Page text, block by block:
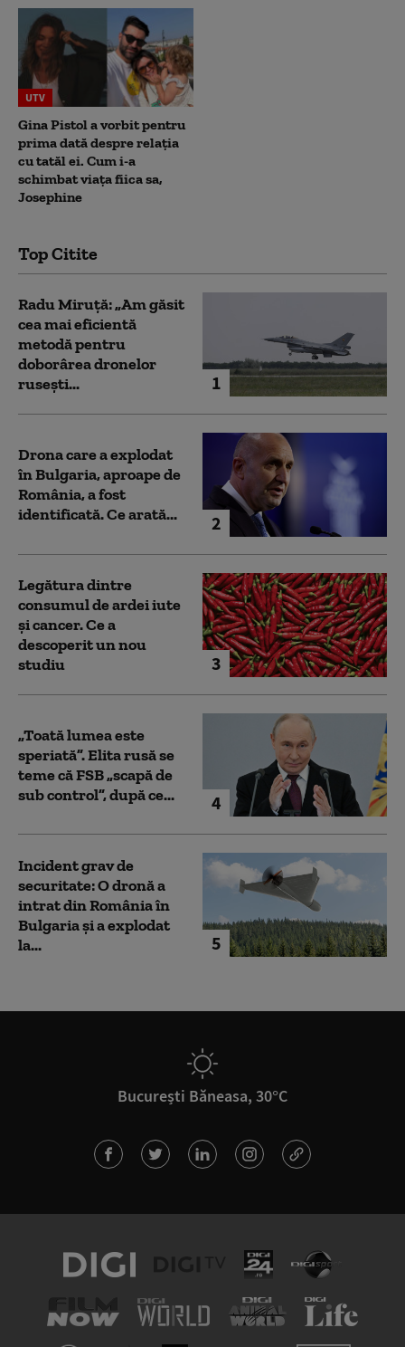
UTV
Gina Pistol a vorbit pentru
prima dată despre relația
cu tatăl ei. Cum i-a
schimbat viața fiica sa,
Josephine
Top Citite
1
Radu Miruță: „Am găsit
cea mai eficientă
metodă pentru
doborârea dronelor
rusești...
2
Drona care a explodat
în Bulgaria, aproape de
România, a fost
identificată. Ce arată...
3
Legătura dintre
consumul de ardei iute
și cancer. Ce a
descoperit un nou
studiu
4
„Toată lumea este
speriată”. Elita rusă se
teme că FSB „scapă de
sub control”, după ce...
5
Incident grav de
securitate: O dronă a
intrat din România în
Bulgaria şi a explodat
la...
București Băneasa, 30°C